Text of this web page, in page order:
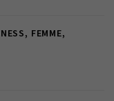
FEMME,